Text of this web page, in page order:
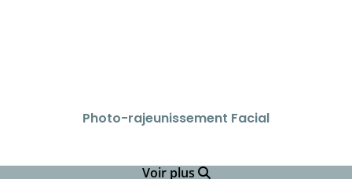
Photo-rajeunissement Facial
Voir plus